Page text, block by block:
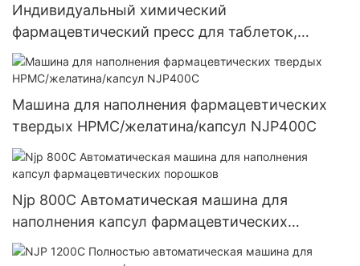
Индивидуальный химический
фармацевтический пресс для таблеток,
роторный таблеточный пресс, серия Zp
Машина для наполнения фармацевтических
твердых HPMC/желатина/капсул NJP400C
Njp 800C Автоматическая машина для
наполнения капсул фармацевтических
порошков